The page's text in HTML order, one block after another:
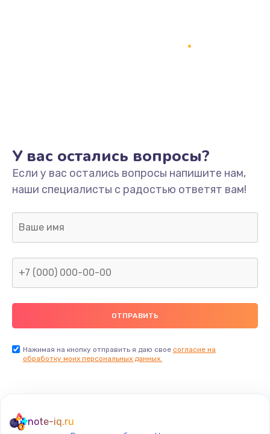
У вас остались вопросы?
Если у вас остались вопросы напишите нам,
наши специалисты с радостью ответят вам!
Нажимая на кнопку отправить я даю свое согласие на
обработку моих персональных данных.
note-iq.ru